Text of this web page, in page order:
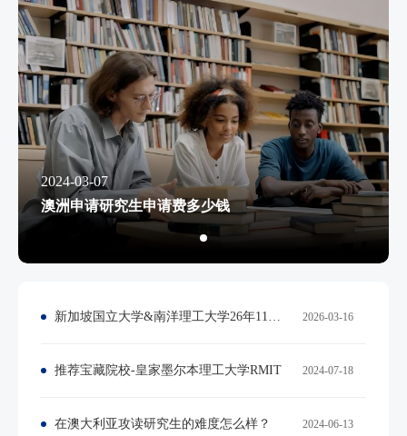
2024-03-07
澳洲申请研究生申请费多少钱
新加坡国立大学&南洋理工大学26年11月、27年1月硕士入学申请通道已开启！ 2026-03-16
推荐宝藏院校-皇家墨尔本理工大学RMIT 2024-07-18
在澳大利亚攻读研究生的难度怎么样？ 2024-06-13